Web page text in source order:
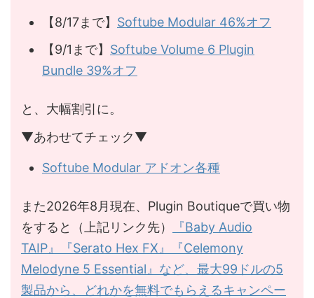
【8/17まで】 Softube Modular 46%オフ
【9/1まで】 Softube Volume 6 Plugin
Bundle 39%オフ
と、大幅割引に。
▼あわせてチェック▼
Softube Modular アドオン各種
また2026年8月現在、Plugin Boutiqueで買い物
をすると（上記リンク先）
『Baby Audio
TAIP』『Serato Hex FX』『Celemony
Melodyne 5 Essential』など、最大99ドルの5
製品から、どれかを無料でもらえるキャンペー